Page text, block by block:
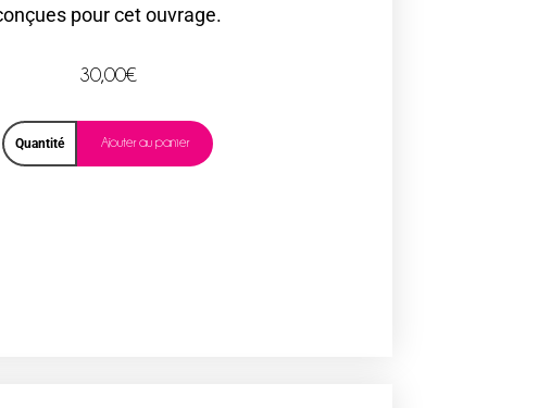
pour cet ouvrage.
30,00€
Quantité Ajouter au panier